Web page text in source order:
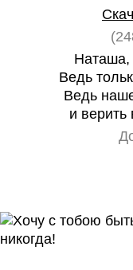
Наташа,
Ведь
Ведь
и